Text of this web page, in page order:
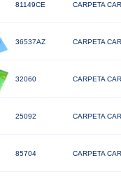
81149CE CARPETA
36537AZ CARPETA
32060 CARPETA
25092 CARPETA
85704 CARPETA